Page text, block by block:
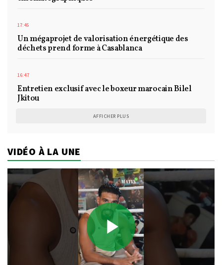
17:45
Un mégaprojet de valorisation énergétique des
déchets prend forme à Casablanca
16:47
Entretien exclusif avec le boxeur marocain Bilel
Jkitou
AFFICHER PLUS
VIDÉO À LA UNE
Play